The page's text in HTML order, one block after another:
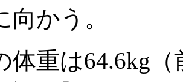
向かう。
体重は64.6kg（